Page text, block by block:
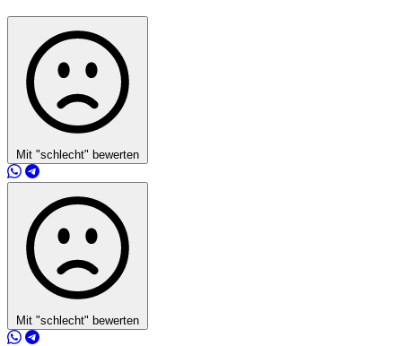
Mit "schlecht" bewerten
Mit "schlecht" bewerten